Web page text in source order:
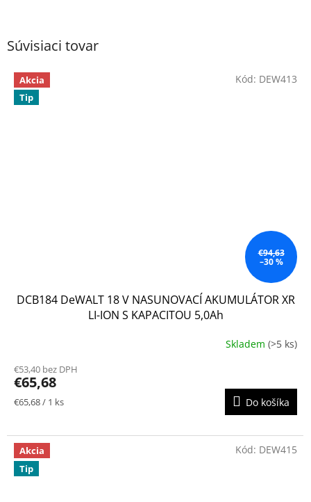
Súvisiaci tovar
Akcia
Tip
€94,63
–30 %
DCB184 DeWALT 18 V NASUNOVACÍ AKUMULÁTOR XR
LI-ION S KAPACITOU 5,0Ah
produktu
je
3,8
hviezdičiek.
Skladem(>5 ks)
€53,40 bez DPH
€65,68
Jednotková
€65,68 / 1 ks Do košíka
Kód: DEW413
Akcia
Tip
Kód: DEW415